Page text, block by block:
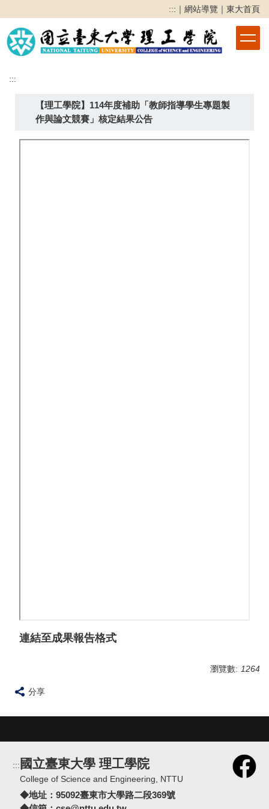
到
主
要
區
::: ｜ 網站導覽 ｜ 東大首頁
:::
【理工學院】114年度補助「教師指導學生專題製
作與論文競賽」核定結果公告
連結至成果報告格式
瀏覽數: 1264
分享
::: 國立臺東大學 理工學院
College of Science and Engineering, NTTU
◆地址： 95092臺東市大學路二段369號